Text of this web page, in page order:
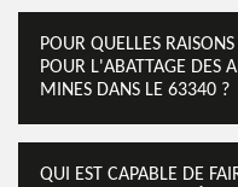
POUR QUELLES
POUR L'ABATTAGE DES
MINES DANS LE 63340 ?
QUI EST CAPABLE DE